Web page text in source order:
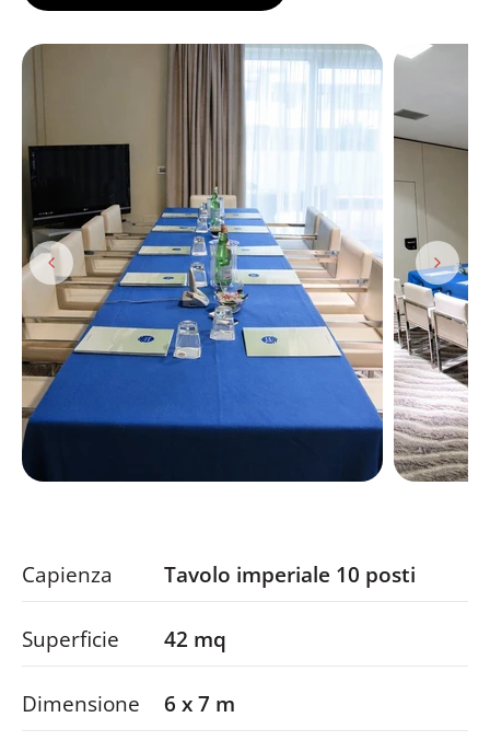
Capienza Tavolo imperiale 10 posti
Superficie 42 mq
Dimensione 6 x 7 m